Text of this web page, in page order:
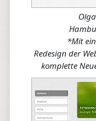
*Mit
Redesign der
komplette